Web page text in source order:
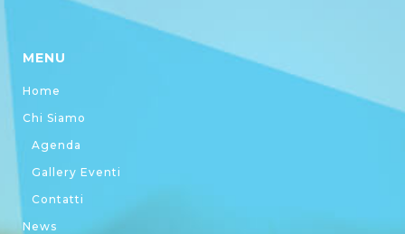
MENU
Home
Chi Siamo
Agenda
Gallery Eventi
Contatti
News